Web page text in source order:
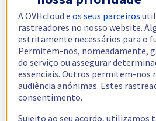
A OVHcloud eos seus parceiros
rastreadores no nosso website.
estritamente necessários para o
Permitem-nos, nomeadamente,
do serviço ou assegurar
essenciais. Outros permitem-nos
audiência anónimas. Estes
consentimento.
Sujeito ao seu acordo, utilizamos